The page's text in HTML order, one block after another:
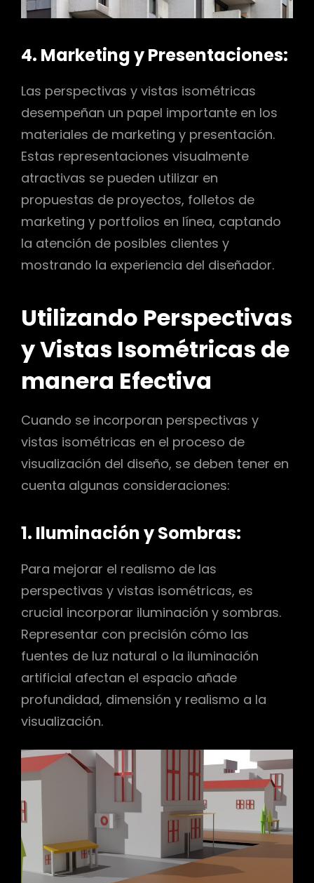
4. Marketing y Presentaciones:
Las perspectivas y vistas isométricas
desempeñan un papel importante en los
materiales de marketing y presentación.
Estas representaciones visualmente
atractivas se pueden utilizar en
propuestas de proyectos, folletos de
marketing y portfolios en línea, captando
la atención de posibles clientes y
mostrando la experiencia del diseñador.
Utilizando Perspectivas
y Vistas Isométricas de
manera Efectiva
Cuando se incorporan perspectivas y
vistas isométricas en el proceso de
visualización del diseño, se deben tener en
cuenta algunas consideraciones:
1. Iluminación y Sombras:
Para mejorar el realismo de las
perspectivas y vistas isométricas, es
crucial incorporar iluminación y sombras.
Representar con precisión cómo las
fuentes de luz natural o la iluminación
artificial afectan el espacio añade
profundidad, dimensión y realismo a la
visualización.